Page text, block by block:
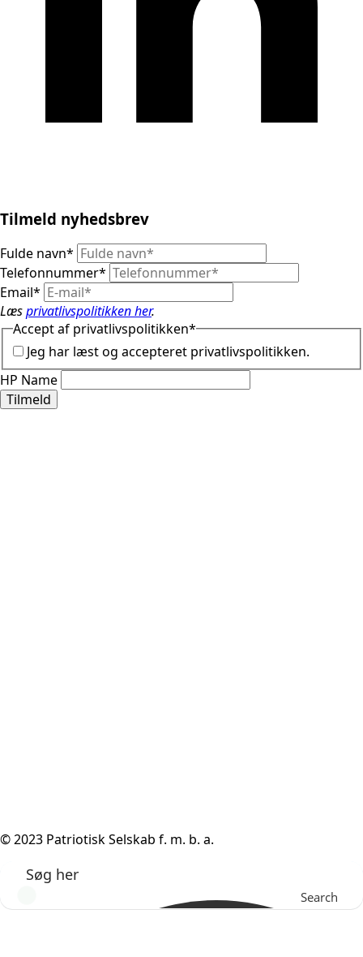
Tilmeld nyhedsbrev
Fulde navn*
Telefonnummer*
Email*
Læsprivatlivspolitikken her.
Accept af privatlivspolitikken*
Jeg har læst og accepteret privatlivspolitikken.
HP Name
Tilmeld
© 2023 Patriotisk Selskab f. m. b. a.
Search